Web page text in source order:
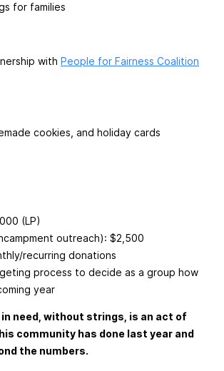
for families
with People for Fairness Coalition
cookies, and holiday cards
(LP)
outreach): $2,500
recurring donations
process to decide as a group how
year
need, without strings, is an act of
community has done last year and
the numbers.